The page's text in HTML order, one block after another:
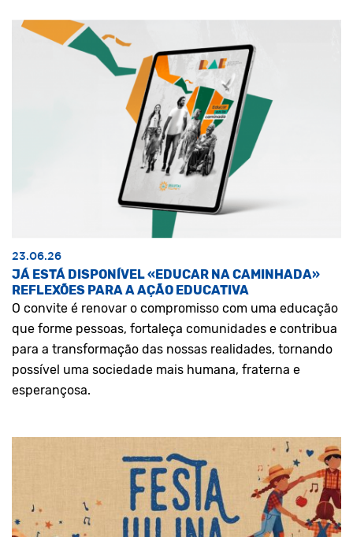
23.06.26
JÁ ESTÁ DISPONÍVEL «EDUCAR NA CAMINHADA»
REFLEXÕES PARA A AÇÃO EDUCATIVA
O convite é renovar o compromisso com uma educação
que forme pessoas, fortaleça comunidades e contribua
para a transformação das nossas realidades, tornando
possível uma sociedade mais humana, fraterna e
esperançosa.